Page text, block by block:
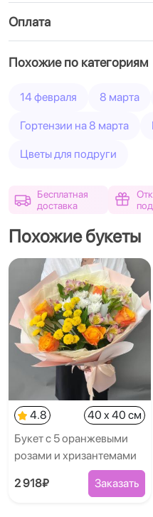
Оплата
Похожие по категориям
14 февраля 8 марта
Гортензии на 8 марта
Цветы для подруги
Бесплатная
доставка
Похожие букеты
4.8
40 x 40 см
Букет с 5 оранжевыми
розами и хризантемами
2 918₽ Заказать